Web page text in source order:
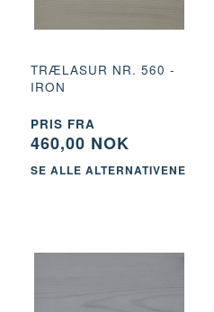
TRÆLASUR NR. 560 -
IRON
PRIS FRA
460,00 NOK
SE ALLE ALTERNATIVENE